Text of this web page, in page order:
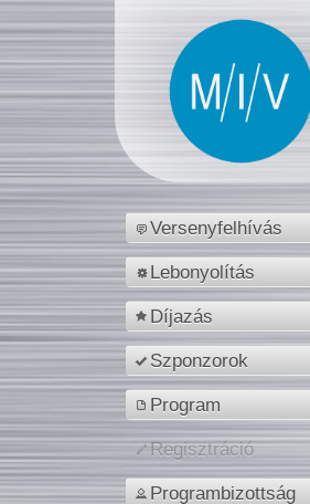
Versenyfelhívás
Lebonyolítás
Díjazás
Szponzorok
Program
Regisztráció
Programbizottság